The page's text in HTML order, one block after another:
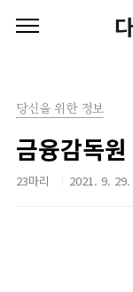
당신을 위한 정보
금융감독
23마리 2021. 9.